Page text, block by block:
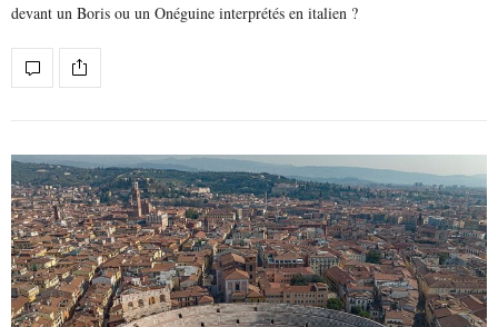
devant un Boris ou un Onéguine interprétés en italien ?